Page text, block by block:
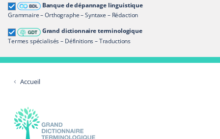
Banque de dépannage linguistique
Grammaire – Orthographe – Syntaxe – Rédaction
Grand dictionnaire terminologique
Termes spécialisés – Définitions – Traductions
Grand dictionnaire terminologique
Restreindre aux termes
Accueil